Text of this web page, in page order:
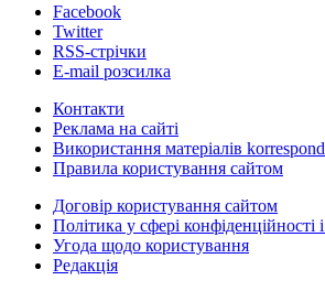
Facebook
Twitter
RSS-стрічки
E-mail розсилка
Контакти
Реклама на сайті
Використання матеріалів
Правила користування сайтом
Договір користування сайтом
Політика у сфері
Угода щодо користування
Редакція